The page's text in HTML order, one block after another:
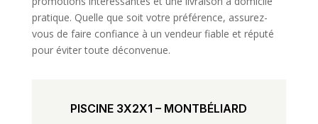
pratique. Quelle que soit votre préférence, assurez-
vous de faire confiance à un vendeur fiable et réputé
pour éviter toute déconvenue.
PISCINE 3X2X1 – MONTBÉLIARD